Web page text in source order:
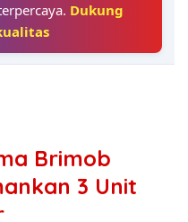
Dukung
Brimob
3 Unit